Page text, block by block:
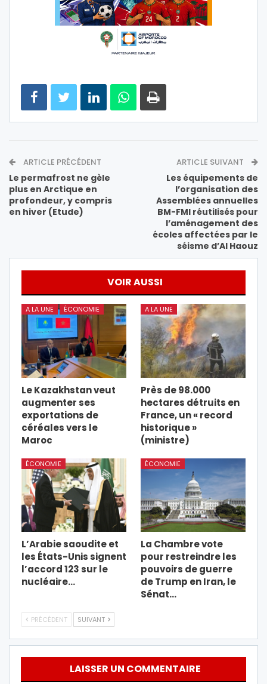
ARTICLE PRÉCÉDENT
Le permafrost ne gèle
plus en Arctique en
profondeur, y compris
en hiver (Etude)
ARTICLE SUIVANT
Les équipements de
l’organisation des
Assemblées annuelles
BM-FMI réutilisés pour
l’aménagement des
écoles affectées par le
séisme d’Al Haouz
VOIR AUSSI
A LA UNE ÉCONOMIE
Le Kazakhstan veut
augmenter ses
exportations de
céréales vers le
Maroc
A LA UNE
Près de 98.000
hectares détruits en
France, un « record
historique »
(ministre)
ÉCONOMIE
L’Arabie saoudite et
les États-Unis signent
l’accord 123 sur le
nucléaire…
ÉCONOMIE
La Chambre vote
pour restreindre les
pouvoirs de guerre
de Trump en Iran, le
Sénat…
PRÉCÉDENT SUIVANT
LAISSER UN COMMENTAIRE